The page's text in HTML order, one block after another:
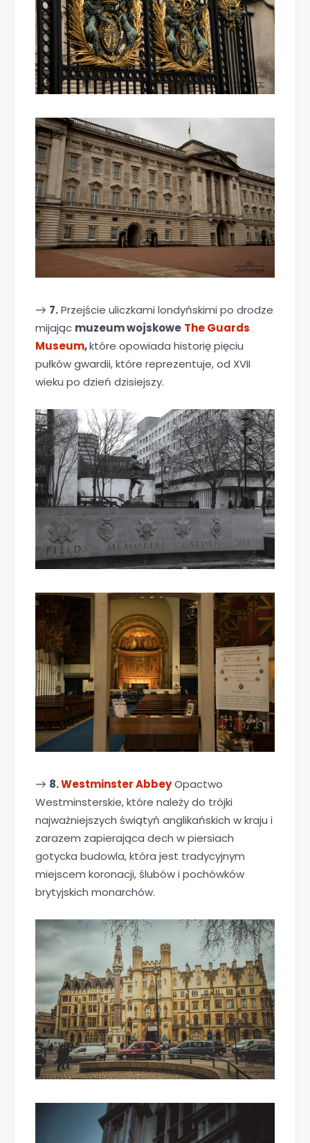
→ 7.Przejście uliczkami londyńskimi po drodze
mijając muzeum wojskowe The Guards
Museum,które opowiada historię pięciu
pułków gwardii, które reprezentuje, od XVII
wieku po dzień dzisiejszy.
→ 8.Westminster AbbeyOpactwo
Westminsterskie, które należy do trójki
najważniejszych świątyń anglikańskich w kraju i
zarazem zapierająca dech w piersiach
gotycka budowla, która jest tradycyjnym
miejscem koronacji, ślubów i pochówków
brytyjskich monarchów.